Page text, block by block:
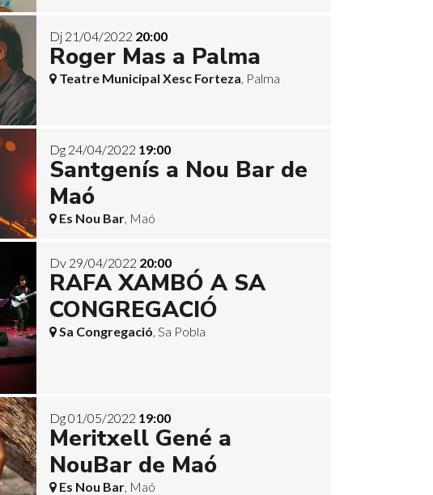
Dj 21/04/2022 20:00
Roger Mas a Palma
Teatre Municipal Xesc Forteza , Palma
Dg 24/04/2022 19:00
Santgenís a Nou Bar de
Maó
Es Nou Bar , Maó
Dv 29/04/2022 20:00
RAFA XAMBÓ A SA
CONGREGACIÓ
Sa Congregació , Sa Pobla
Dg 01/05/2022 19:00
Meritxell Gené a
NouBar de Maó
Es Nou Bar , Maó